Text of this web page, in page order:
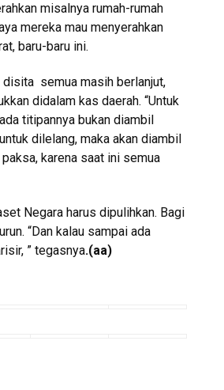
misalnya rumah-rumah
mereka mau menyerahkan
baru-baru ini.
semua masih berlanjut,
didalam kas daerah. “Untuk
titipannya bukan diambil
dilelang, maka akan diambil
karena saat ini semua
Negara harus dipulihkan. Bagi
“Dan kalau sampai ada
” tegasnya.(aa)